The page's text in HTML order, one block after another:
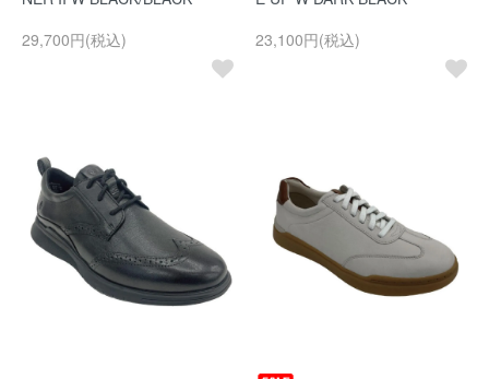
29,700円(税込)
23,100円(税込)